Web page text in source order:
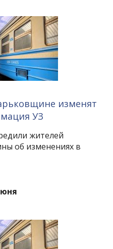
изменят
УЗ
жителей
об изменениях в